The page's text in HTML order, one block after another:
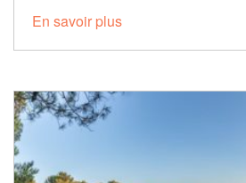
En savoir plus